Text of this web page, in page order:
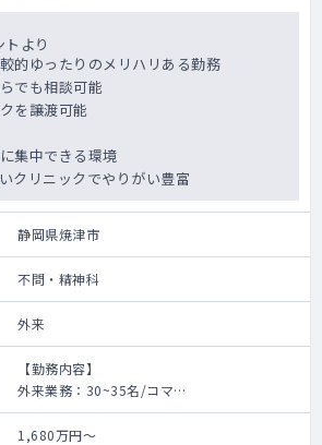
より
的ゆったりのメリハリある勤務
でも相談可能
を譲渡可能
集中できる環境
クリニックでやりがい豊富
静岡県焼津市
不問・精神科
外来
【勤務内容】
外来業務：30~35名/コマ
総患者500~600人程度/月
1,680万円～